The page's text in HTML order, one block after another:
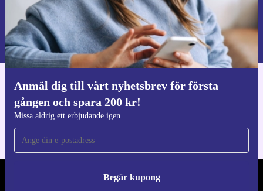
Anmäl dig till vårt nyhetsbrev för första
gången och spara 200 kr!
Missa aldrig ett erbjudande igen
Begär kupong
Begär kupong
Information om användningen av personuppgifter finns i vår
Integritetspolicy
Ladda ner refurbed appen
För iOS och Android
REFURBED SVERIGE - RETHINK NEW.